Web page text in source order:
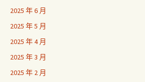
2025 年 6 月
2025 年 5 月
2025 年 4 月
2025 年 3 月
2025 年 2 月